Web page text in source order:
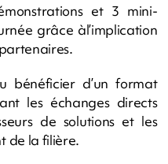
et 3 mini-
grâce àl’implication
bénéficier d’un format
les échanges directs
de solutions et les
de la filière.